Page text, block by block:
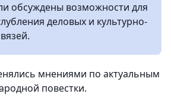
обсуждены возможности для
деловых и культурно-
мнениями по актуальным
повестки.